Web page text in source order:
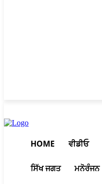
HOME ਵੀਡੀਓ
ਸਿੱਖ ਜਗਤ ਮਨੋਰੰਜਨ